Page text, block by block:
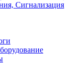
Сигнализация